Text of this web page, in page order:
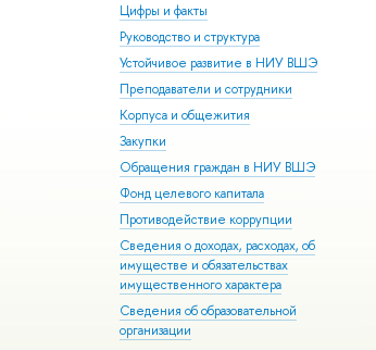
Цифры и факты
Руководство и структура
Устойчивое развитие в НИУ ВШЭ
Преподаватели и сотрудники
Корпуса и общежития
Закупки
Обращения граждан в НИУ ВШЭ
Фонд целевого капитала
Противодействие коррупции
Сведения о доходах, расходах, об
имуществе и обязательствах
имущественного характера
Сведения об образовательной
организации